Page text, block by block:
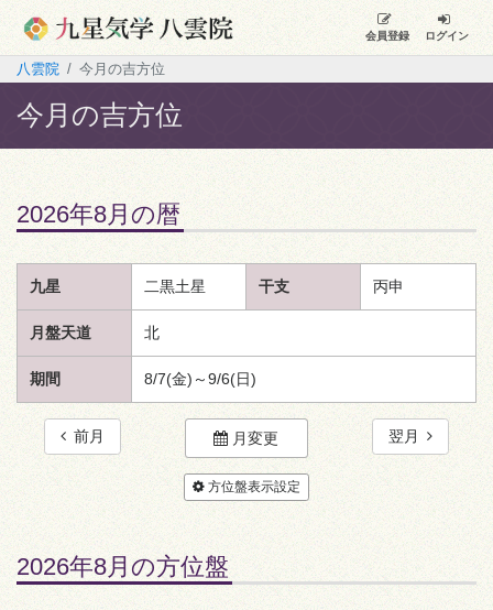
会員登録 ログイン
八雲院 今月の吉方位
今月の吉方位
2026年8月の暦
九星 二黒土星 干支 丙申
月盤天道 北
期間 8/7(金)～9/6(日)
前月 月変更 翌月
方位盤表示設定
2026年8月の方位盤